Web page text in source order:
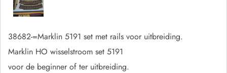
38682-=Marklin 5191 set met rails voor uitbreiding.
Marklin HO wisselstroom set 5191
voor de beginner of ter uitbreiding.